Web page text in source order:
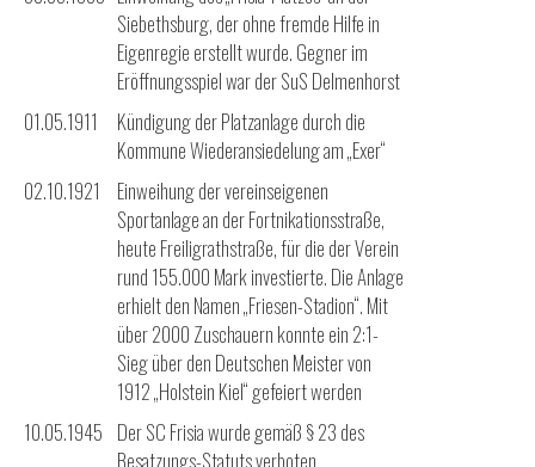
Siebethsburg, der ohne fremde Hilfe in
Eigenregie erstellt wurde. Gegner im
Eröffnungsspiel war der SuS Delmenhorst
01.05.1911
Kündigung der Platzanlage durch die
Kommune Wiederansiedelung am „Exer“
02.10.1921
Einweihung der vereinseigenen
Sportanlage an der Fortnikationsstraße,
heute Freiligrathstraße, für die der Verein
rund 155.000 Mark investierte. Die Anlage
erhielt den Namen „Friesen-Stadion“. Mit
über 2000 Zuschauern konnte ein 2:1-
Sieg über den Deutschen Meister von
1912 „Holstein Kiel“ gefeiert werden
10.05.1945 Der SC Frisia wurde gemäß § 23 des
Besatzungs-Statuts verboten.